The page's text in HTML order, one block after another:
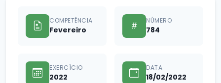
COMPETÊNCIA
Fevereiro
NÚMERO
784
EXERCÍCIO
2022
DATA
18/02/2022